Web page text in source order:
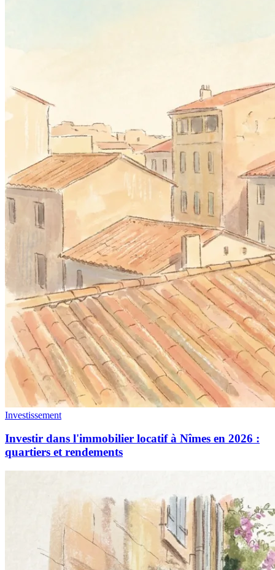
Investissement
Investir dans l'immobilier locatif à Nîmes en 2026 :
quartiers et rendements